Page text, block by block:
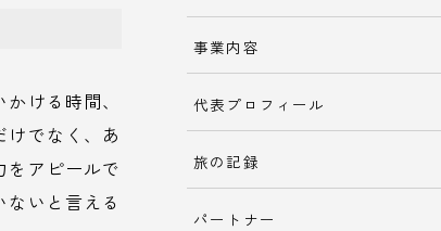
ける時間、
でなく、あ
アピールで
いと言える
事業内容
代表プロフィール
旅の記録
パートナー